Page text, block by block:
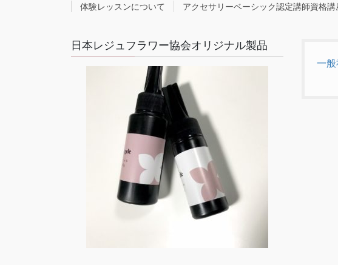
体験レッスンについて
アクセサリーベーシック認定講師資格講
日本レジュフラワー協会オリジナル製品
一